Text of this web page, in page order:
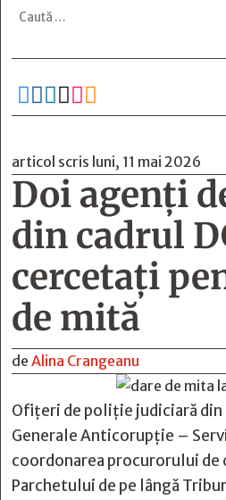
     
articol scris luni, 11 mai 2026
Doi agenți
din cadrul
cercetați
de mită
de Alina Crangeanu
Ofițeri de poliție judiciară
Generale Anticorupție –
coordonarea procurorului de
Parchetului de pe lângă